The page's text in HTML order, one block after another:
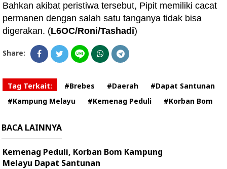
Bahkan akibat peristiwa tersebut, Pipit memiliki cacat
permanen dengan salah satu tanganya tidak bisa
digerakan. (L6OC/Roni/Tashadi)
Share:
Tag Terkait: #Brebes #Daerah
#Dapat Santunan
#Kampung Melayu
#Kemenag Peduli #Korban Bom
BACA LAINNYA
Kemenag Peduli, Korban Bom Kampung
Melayu Dapat Santunan